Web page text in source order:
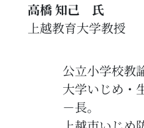
高橋 知己 氏
上越教育大学教授
公立小学校教
大学いじめ・
－長。